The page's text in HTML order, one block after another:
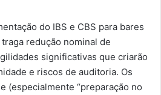
do IBS e CBS para bares
redução nominal de
significativas que criarão
e riscos de auditoria. Os
(especialmente “preparação no